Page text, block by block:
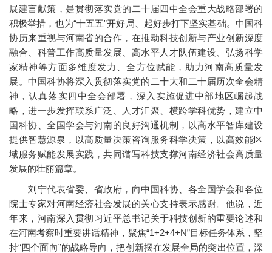
展建言献策，是贯彻落实党的二十届四中全会重大战略部署的
积极举措，也为“十五五”开好局、起好步打下坚实基础。中国科
协历来重视与河南省的合作，在推动科技创新与产业创新深度
融合、科普工作高质量发展、高水平人才队伍建设、弘扬科学
家精神等方面多维度发力、全方位赋能，助力河南高质量发
展。中国科协将深入贯彻落实党的二十大和二十届历次全会精
神，认真落实四中全会部署，深入实施促进中部地区崛起战
略，进一步发挥联系广泛、人才汇聚、横跨学科优势，建立中
国科协、全国学会与河南的良好沟通机制，以高水平智库建设
提供智慧源泉，以高质量决策咨询服务科学决策，以高效能区
域服务赋能发展实践，共同谱写科技支撑河南经济社会高质量
发展的壮丽篇章。
刘宁代表省委、省政府，向中国科协、各全国学会和各位
院士专家对河南经济社会发展的关心支持表示感谢。他说，近
年来，河南深入贯彻习近平总书记关于科技创新的重要论述和
在河南考察时重要讲话精神，聚焦“1+2+4+N”目标任务体系，坚
持“四个面向”的战略导向，把创新摆在发展全局的突出位置，深